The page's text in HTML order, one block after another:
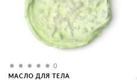
0
МАСЛО ДЛЯ ТЕЛА